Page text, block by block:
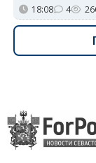
18:08 4